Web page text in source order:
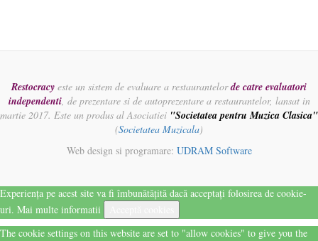
Restocracy este un sistem de evaluare a restaurantelorde catre evaluatori
independenti, de prezentare si de autoprezentare a restaurantelor, lansat in
martie 2017. Este un produs al Asociatiei "Societatea pentru Muzica Clasica"
(Societatea Muzicala)
Web design si programare: UDRAM Software
Experiența pe acest site va fi îmbunătățită dacă acceptați folosirea de cookie-
uri. Mai multe informatii
The cookie settings on this website are set to "allow cookies" to give you the